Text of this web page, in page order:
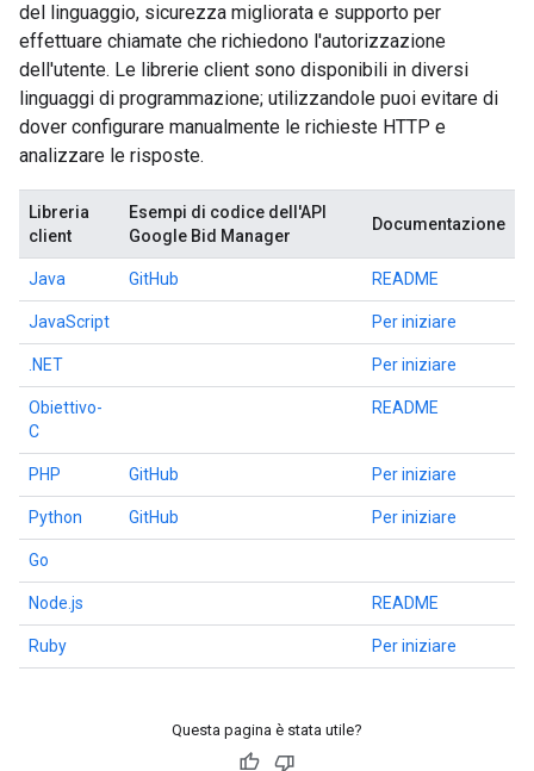
del linguaggio, sicurezza migliorata e supporto per
effettuare chiamate che richiedono l'autorizzazione
dell'utente. Le librerie client sono disponibili in diversi
linguaggi di programmazione; utilizzandole puoi evitare di
dover configurare manualmente le richieste HTTP e
analizzare le risposte.
Libreria
client
Esempi di codice dell'API
Google Bid Manager
Documentazione
Java GitHub README
JavaScript Per iniziare
.NET Per iniziare
Obiettivo-
C
README
PHP GitHub Per iniziare
Python GitHub Per iniziare
Go
Node.js README
Ruby Per iniziare
Questa pagina è stata utile?